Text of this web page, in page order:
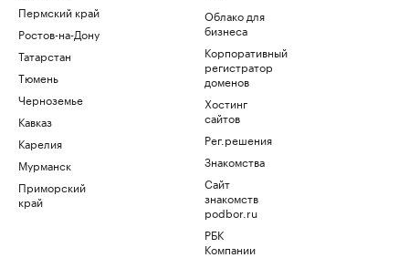
Пермский край
Ростов-на-Дону
Татарстан
Тюмень
Черноземье
Кавказ
Карелия
Мурманск
Приморский
край
Облако для
бизнеса
Корпоративный
регистратор
доменов
Хостинг
сайтов
Рег.решения
Знакомства
Сайт
знакомств
podbor.ru
РБК
Компании